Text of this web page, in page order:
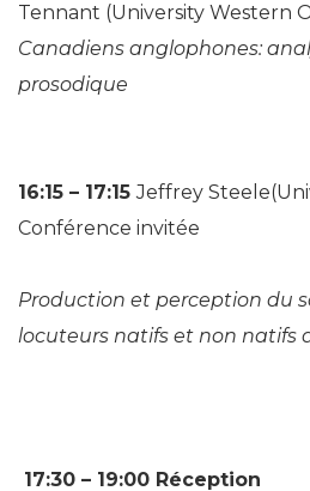
Tennant (University Western
Canadiens anglophones:
prosodique
16:15 – 17:15Jeffrey
Conférence invitée
Production et perception du
locuteurs natifs et non natifs
17:30 – 19:00 Réception